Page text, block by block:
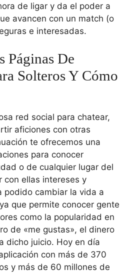
de ligar y da el poder a
avancen con un match (o
e interesadas.
Páginas De
Solteros Y Cómo
red social para chatear,
aficiones con otras
te ofrecemos una
para conocer
o de cualquier lugar del
con ellas intereses y
podido cambiar la vida a
que permite conocer gente
como la popularidad en
de «me gustas», el dinero
dicho juicio. Hoy en día
con más de 370
y más de 60 millones de